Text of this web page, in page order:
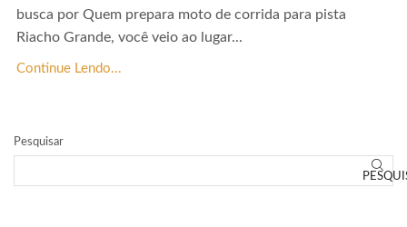
busca por Quem prepara moto de corrida para pista
Riacho Grande, você veio ao lugar...
Continue Lendo...
Pesquisar